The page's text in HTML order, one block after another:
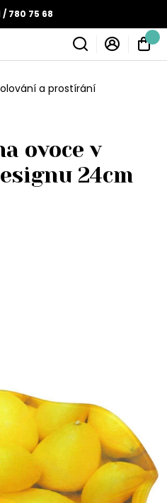
/ 780 75 68
a prostírání
ovoce v
24cm